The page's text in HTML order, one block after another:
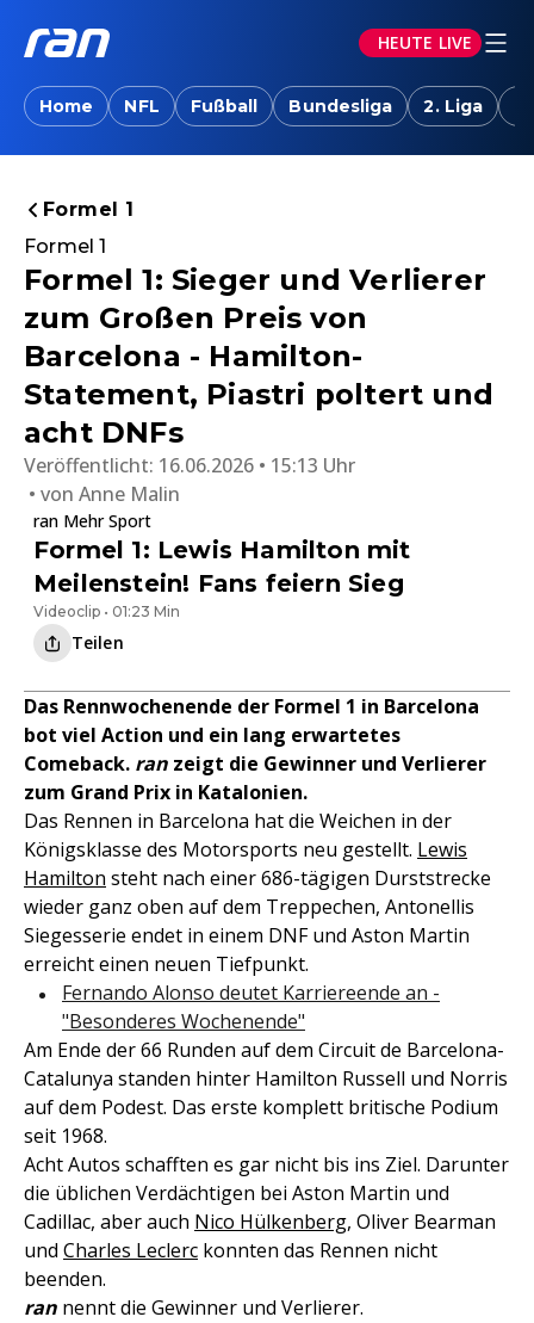
HEUTE LIVE
Home NFL Fußball Bundesliga 2. Liga
Formel 1
Formel 1
Formel 1: Sieger und Verlierer
zum Großen Preis von
Barcelona - Hamilton-
Statement, Piastri poltert und
acht DNFs
Veröffentlicht: 16.06.2026 • 15:13 Uhr
von Anne Malin
ran Mehr Sport
Formel 1: Lewis Hamilton mit
Meilenstein! Fans feiern Sieg
Videoclip • 01:23 Min
Teilen
Das Rennwochenende der Formel 1 in Barcelona
bot viel Action und ein lang erwartetes
Comeback. ran zeigt die Gewinner und Verlierer
zum Grand Prix in Katalonien.
Das Rennen in Barcelona hat die Weichen in der
Königsklasse des Motorsports neu gestellt. Lewis
Hamilton steht nach einer 686-tägigen Durststrecke
wieder ganz oben auf dem Treppechen, Antonellis
Siegesserie endet in einem DNF und Aston Martin
erreicht einen neuen Tiefpunkt.
Fernando Alonso deutet Karriereende an -
"Besonderes Wochenende"
Am Ende der 66 Runden auf dem Circuit de Barcelona-
Catalunya standen hinter Hamilton Russell und Norris
auf dem Podest. Das erste komplett britische Podium
seit 1968.
Acht Autos schafften es gar nicht bis ins Ziel. Darunter
die üblichen Verdächtigen bei Aston Martin und
Cadillac, aber auch Nico Hülkenberg, Oliver Bearman
und Charles Leclerc konnten das Rennen nicht
beenden.
ran nennt die Gewinner und Verlierer.